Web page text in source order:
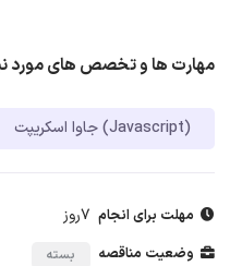
مهارت ها و تخصص های مورد
جاوا اسکریپت (Javascript)
مهلت برای انجام 7روز
وضعیت مناقصه بسته